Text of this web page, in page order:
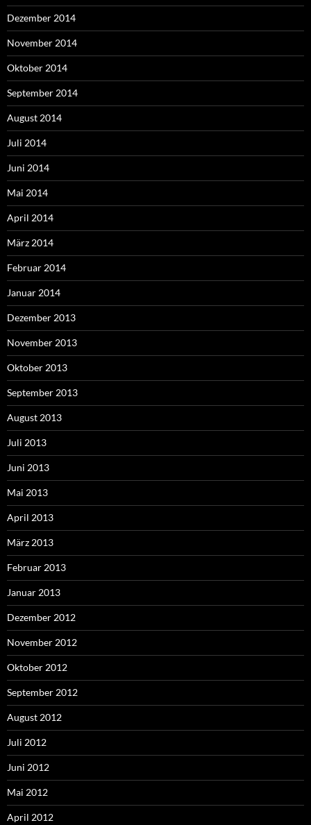
Dezember 2014
November 2014
Oktober 2014
September 2014
August 2014
Juli 2014
Juni 2014
Mai 2014
April 2014
März 2014
Februar 2014
Januar 2014
Dezember 2013
November 2013
Oktober 2013
September 2013
August 2013
Juli 2013
Juni 2013
Mai 2013
April 2013
März 2013
Februar 2013
Januar 2013
Dezember 2012
November 2012
Oktober 2012
September 2012
August 2012
Juli 2012
Juni 2012
Mai 2012
April 2012